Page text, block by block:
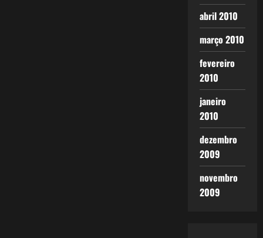
abril 2010
março 2010
fevereiro
2010
janeiro
2010
dezembro
2009
novembro
2009